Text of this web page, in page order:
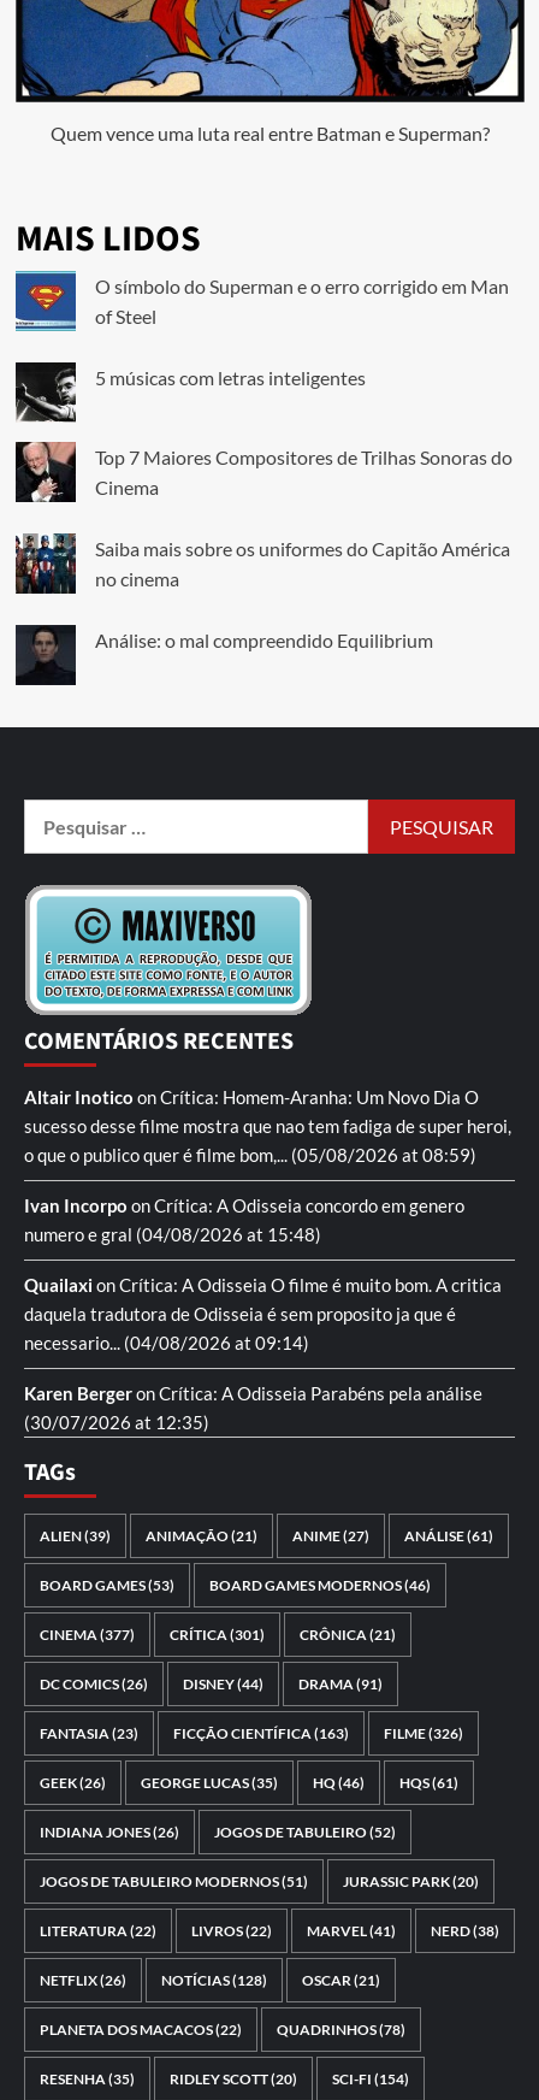
Quem vence uma luta real entre Batman e Superman?
MAIS LIDOS
O símbolo do Superman e o erro corrigido em Man
of Steel
5 músicas com letras inteligentes
Top 7 Maiores Compositores de Trilhas Sonoras do
Cinema
Saiba mais sobre os uniformes do Capitão América
no cinema
Análise: o mal compreendido Equilibrium
COMENTÁRIOS RECENTES
Altair Inotico onCrítica: Homem-Aranha: Um Novo Dia O
sucesso desse filme mostra que nao tem fadiga de super heroi,
o que o publico quer é filme bom,... (05/08/2026 at 08:59)
Ivan Incorpo onCrítica: A Odisseia concordo em genero
numero e gral (04/08/2026 at 15:48)
QuailaxionCrítica: A Odisseia O filme é muito bom. A critica
daquela tradutora de Odisseia é sem proposito ja que é
necessario... (04/08/2026 at 09:14)
Karen BergeronCrítica: A Odisseia Parabéns pela análise
(30/07/2026 at 12:35)
TAGs
ALIEN(39) ANIMAÇÃO(21) ANIME(27) ANÁLISE(61)
BOARD GAMES(53) BOARD GAMES MODERNOS(46)
CINEMA(377) CRÍTICA(301) CRÔNICA(21)
DC COMICS(26) DISNEY(44) DRAMA(91)
FANTASIA(23) FICÇÃO CIENTÍFICA(163) FILME(326)
GEEK(26) GEORGE LUCAS(35) HQ(46) HQS(61)
INDIANA JONES(26) JOGOS DE TABULEIRO(52)
JOGOS DE TABULEIRO MODERNOS(51) JURASSIC PARK(20)
LITERATURA(22) LIVROS(22) MARVEL(41) NERD(38)
NETFLIX(26) NOTÍCIAS(128) OSCAR(21)
PLANETA DOS MACACOS(22) QUADRINHOS(78)
RESENHA(35) RIDLEY SCOTT(20) SCI-FI (154)